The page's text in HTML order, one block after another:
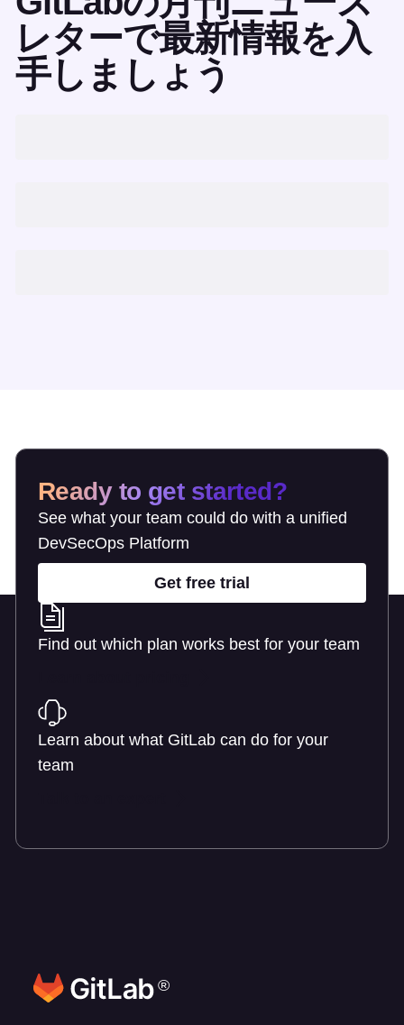
レターで最新情報を入
手しましょう
Ready to get started?
See what your team could do with a unified
DevSecOps Platform
Get free trial
Find out which plan works best for your team
Learn about what GitLab can do for your
team
®